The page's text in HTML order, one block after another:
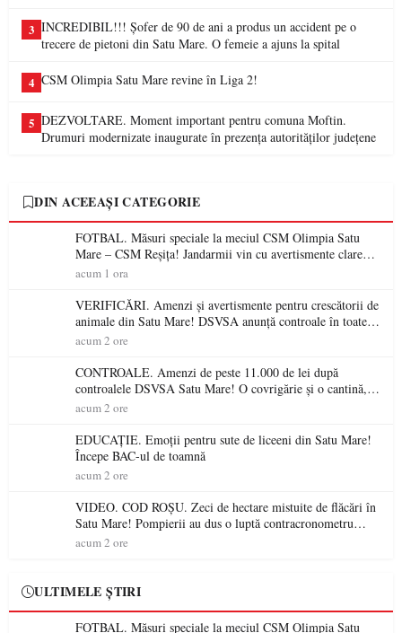
3 INCREDIBIL!!! Șofer de 90 de ani a produs un accident pe o
trecere de pietoni din Satu Mare. O femeie a ajuns la spital
4 CSM Olimpia Satu Mare revine în Liga 2!
5 DEZVOLTARE. Moment important pentru comuna Moftin.
Drumuri modernizate inaugurate în prezența autorităților județene
DIN ACEEAȘI CATEGORIE
FOTBAL. Măsuri speciale la meciul CSM Olimpia Satu
Mare – CSM Reșița! Jandarmii vin cu avertismente clare
pentru suporteri
acum 1 ora
VERIFICĂRI. Amenzi și avertismente pentru crescătorii de
animale din Satu Mare! DSVSA anunță controale în toate
gospodăriile și face apel la respectarea legii
acum 2 ore
CONTROALE. Amenzi de peste 11.000 de lei după
controalele DSVSA Satu Mare! O covrigărie și o cantină,
sancționate pentru nereguli
acum 2 ore
EDUCAȚIE. Emoții pentru sute de liceeni din Satu Mare!
Începe BAC-ul de toamnă
acum 2 ore
VIDEO. COD ROȘU. Zeci de hectare mistuite de flăcări în
Satu Mare! Pompierii au dus o luptă contracronometru
pentru a salva o pădure de la dezastru
acum 2 ore
ULTIMELE ȘTIRI
FOTBAL. Măsuri speciale la meciul CSM Olimpia Satu